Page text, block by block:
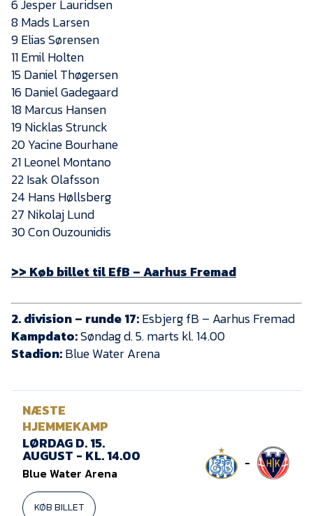
6 Jesper Lauridsen
8 Mads Larsen
9 Elias Sørensen
11 Emil Holten
15 Daniel Thøgersen
16 Daniel Gadegaard
18 Marcus Hansen
19 Nicklas Strunck
20 Yacine Bourhane
21 Leonel Montano
22 Isak Olafsson
24 Hans Høllsberg
27 Nikolaj Lund
30 Con Ouzounidis
>> Køb billet til EfB – Aarhus Fremad
2. division – runde 17:Esbjerg fB – Aarhus Fremad
Kampdato:Søndag d. 5. marts kl. 14.00
Stadion:Blue Water Arena
NÆSTE
HJEMMEKAMP
LØRDAG D. 15.
AUGUST - KL. 14.00
Blue Water Arena
KØB BILLET
-